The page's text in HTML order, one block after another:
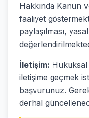
Hakkında Kanun
faaliyet
paylaşılması,
İletişim:
iletişime geçmek
başvurunuz.
derhal